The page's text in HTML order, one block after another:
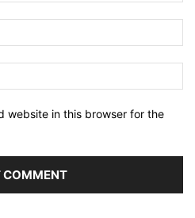
website in this browser for the